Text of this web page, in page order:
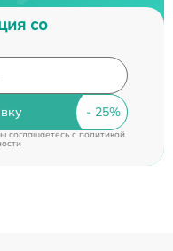
со
соглашаетесь c политикой